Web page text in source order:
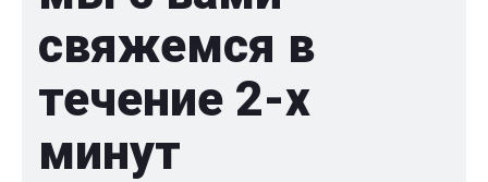
свяжемся в
течение 2-x
минут